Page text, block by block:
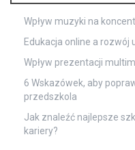
Wpływ muzyki na
Edukacja online a
Wpływ prezentacji
6 Wskazówek, aby
przedszkola
Jak znaleźć najlepsze
kariery?